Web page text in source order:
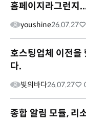
홈페이지라그런지
youshine26.07.27
호스팅업체 이전을
다.
빛의바다26.07.27
종합 알림 모듈, 리